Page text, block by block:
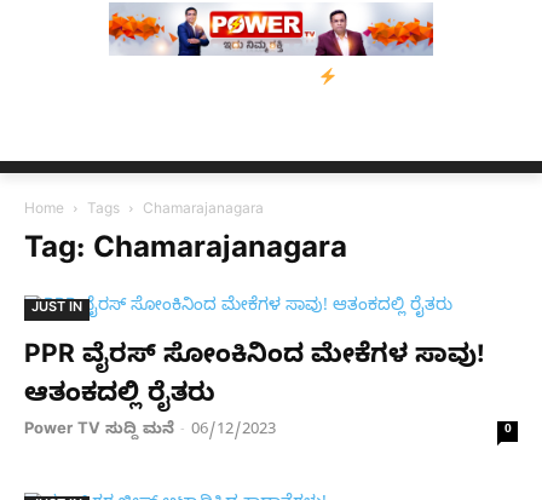
ಬೀರೇನ್ ಸಿಂಗ್ ಅವರ ಆಡಿಯೋ
Home Tags Chamarajanagara
Tag: Chamarajanagara
JUST IN
PPR ವೈರಸ್ ಸೋಂಕಿನಿಂದ ಮೇಕೆಗಳ ಸಾವು!
ಆತಂಕದಲ್ಲಿ ರೈತರು
Power TV ಸುದ್ದಿ ಮನೆ - 06/12/2023 0